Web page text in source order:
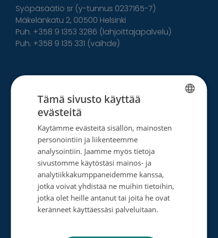
Syöpäsäätiö sr (y-tunnus 0237165-7)
Mäkelänkatu 2, 00500 Helsinki
Puh. +358 9 1353 3286 (lahjoittajapalvelu)
Puh. +358 9 135 331 (vaihde)
Tutustu toimintaamme
Ota yhteyttä
Tietosuoja- ja rekisteriseloste
Rahankeräyslupa
Syöpäsäätiö laskutusoitteet
SWEDISH
Tämä sivusto käyttää
evästeitä
Käytämme evästeitä sisällön, mainosten
personointiin ja liikenteemme
analysointiin. Jaamme myös tietoja
sivustomme käytöstäsi mainos- ja
analytiikkakumppaneidemme kanssa,
jotka voivat yhdistää ne muihin tietoihin,
jotka olet heille antanut tai joita he ovat
keränneet käyttäessäsi palveluitaan.